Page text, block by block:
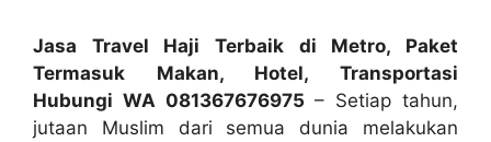
Jasa Travel Haji Terbaik di Metro, Paket
Termasuk Makan, Hotel, Transportasi
Hubungi WA 081367676975 – Setiap tahun,
jutaan Muslim dari semua dunia melakukan